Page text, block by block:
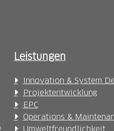
Leistungen
Innovation & System
Projektentwicklung
EPC
Operations &
Umweltfreundlichkeit